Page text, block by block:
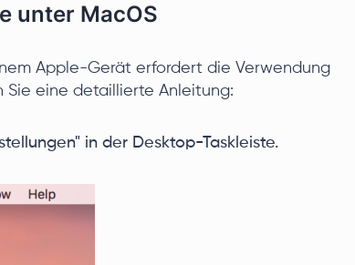
unter MacOS
Apple-Gerät erfordert die Verwendung
Sie eine detaillierte Anleitung:
in der Desktop-Taskleiste.